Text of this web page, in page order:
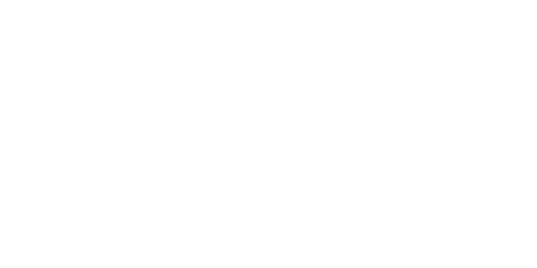
|
fine descrittivo e possono variare senza obbligo di preavviso, quindi riferirsi sempre ai siti web dei rispettivi